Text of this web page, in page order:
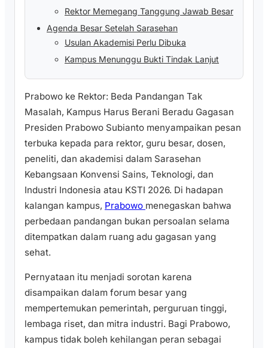
Rektor Memegang Tanggung Jawab Besar
Agenda Besar Setelah Sarasehan
Usulan Akademisi Perlu Dibuka
Kampus Menunggu Bukti Tindak Lanjut
Prabowo ke Rektor: Beda Pandangan Tak
Masalah, Kampus Harus Berani Beradu Gagasan
Presiden Prabowo Subianto menyampaikan pesan
terbuka kepada para rektor, guru besar, dosen,
peneliti, dan akademisi dalam Sarasehan
Kebangsaan Konvensi Sains, Teknologi, dan
Industri Indonesia atau KSTI 2026. Di hadapan
kalangan kampus, Prabowo menegaskan bahwa
perbedaan pandangan bukan persoalan selama
ditempatkan dalam ruang adu gagasan yang
sehat.
Pernyataan itu menjadi sorotan karena
disampaikan dalam forum besar yang
mempertemukan pemerintah, perguruan tinggi,
lembaga riset, dan mitra industri. Bagi Prabowo,
kampus tidak boleh kehilangan peran sebagai